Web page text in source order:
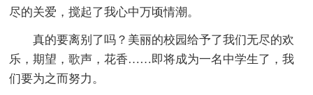
尽的关爱，搅起了我心中万顷情潮。
真的要离别了吗？美丽的校园给予了我们无尽的欢
乐，期望，歌声，花香……即将成为一名中学生了，我
们要为之而努力。